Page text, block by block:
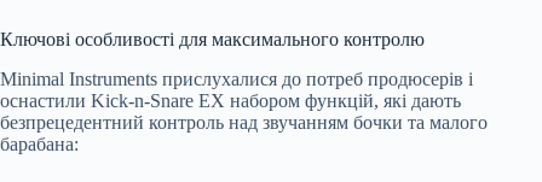
Ключові особливості для максимального контролю
Minimal Instruments прислухалися до потреб продюсерів і
оснастили Kick-n-Snare EX набором функцій, які дають
безпрецедентний контроль над звучанням бочки та малого
барабана: